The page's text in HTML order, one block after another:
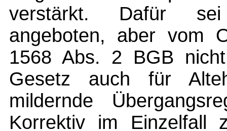
verstärkt. Dafür sei
angeboten, aber vom
1568 Abs. 2 BGB
Gesetz auch für
mildernde
Korrektiv im Einzelfall